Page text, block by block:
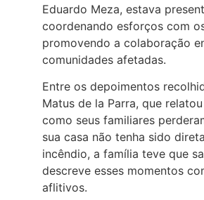
Eduardo Meza, estava
coordenando esforços com
promovendo a colaboração
comunidades afetadas.
Entre os depoimentos
Matus de la Parra, que
como seus familiares
sua casa não tenha sido
incêndio, a família teve que
descreve esses momentos
aflitivos.